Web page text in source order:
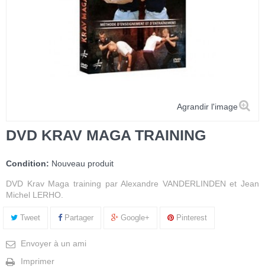
Agrandir l'image
DVD KRAV MAGA TRAINING
Condition: Nouveau produit
DVD Krav Maga training par Alexandre VANDERLINDEN et Jean
Michel LERHO.
Tweet Partager Google+ Pinterest
Envoyer à un ami
Imprimer